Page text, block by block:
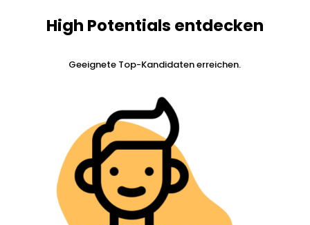
High Potentials entdecken
Geeignete Top-Kandidaten erreichen.